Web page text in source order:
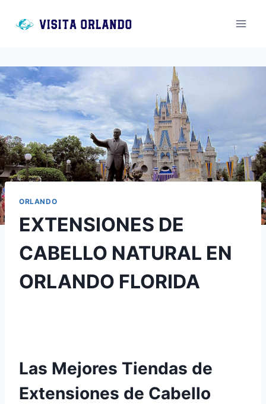
ORLANDO
EXTENSIONES DE
CABELLO NATURAL EN
ORLANDO FLORIDA
Las Mejores Tiendas de
Extensiones de Cabello